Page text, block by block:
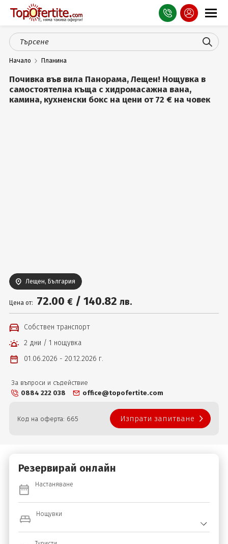
Оферти
СПА
Планина
Начало Планина
Почивка във вила Панорама, Лещен! Нощувка в
самостоятелна къща с хидромасажна вана,
камина, кухненски бокс на цени от 72 € на човек
Лещен, България
Цена от: 72.00 € / 140.82 лв.
Собствен транспорт
2 дни / 1 нощувка
01.06.2026 - 20.12.2026 г.
За въпроси и съдействие
0884 222 038
office@topofertite.com
Код на оферта: 665 Изпрати запитване
Резервирай онлайн
Настаняване
Нощувки